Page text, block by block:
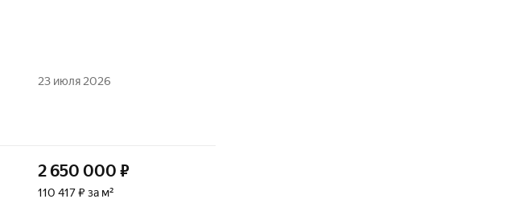
23 июля 2026
2 650 000 ₽
110 417 ₽ за м²